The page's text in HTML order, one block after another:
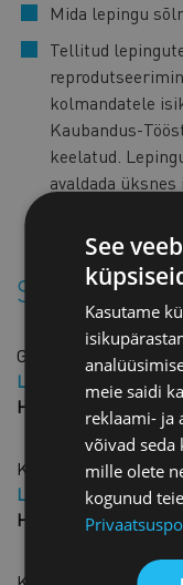
Mida lepingu
Tellitud
kolmandatele
Kaubandus-
keelatud.
avaldada
käesolevat
sõlmida.
Sarnased
Garantiikiri
Liikme hind: 25,00 € +
Hind: 50,00 € + KM
Liikme hind: 40,00 € +
Hind: 80,00 € + KM
See
Kasutame
meie saidi
reklaami- ja
võivad seda
mille olete
kogunud